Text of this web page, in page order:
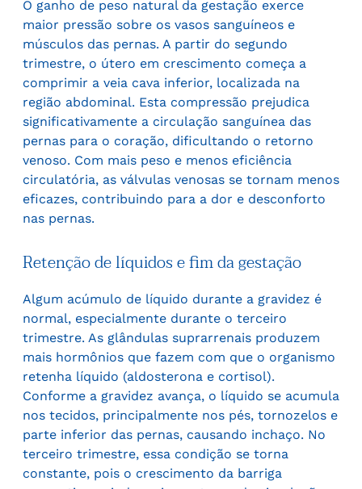
O ganho de peso natural da gestação exerce
maior pressão sobre os vasos sanguíneos e
músculos das pernas. A partir do segundo
trimestre, o útero em crescimento começa a
comprimir a veia cava inferior, localizada na
região abdominal. Esta compressão prejudica
significativamente a circulação sanguínea das
pernas para o coração, dificultando o retorno
venoso. Com mais peso e menos eficiência
circulatória, as válvulas venosas se tornam menos
eficazes, contribuindo para a dor e desconforto
nas pernas.
Retenção de líquidos e fim da gestação
Algum acúmulo de líquido durante a gravidez é
normal, especialmente durante o terceiro
trimestre. As glândulas suprarrenais produzem
mais hormônios que fazem com que o organismo
retenha líquido (aldosterona e cortisol).
Conforme a gravidez avança, o líquido se acumula
nos tecidos, principalmente nos pés, tornozelos e
parte inferior das pernas, causando inchaço. No
terceiro trimestre, essa condição se torna
constante, pois o crescimento da barriga